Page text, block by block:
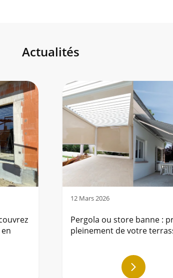
Actualités
12 Mars 2026
Pergola ou store banne :
pleinement de votre
En